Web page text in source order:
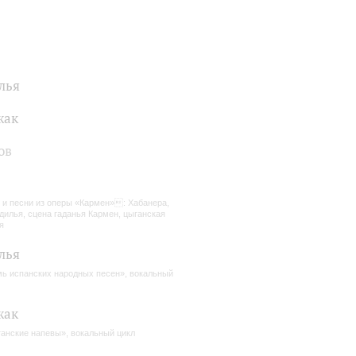
и песни из оперы «Кармен»: Хабанера,
сцена гаданья Кармен, цыганская
испанских народных песен», вокальный
напевы», вокальный цикл